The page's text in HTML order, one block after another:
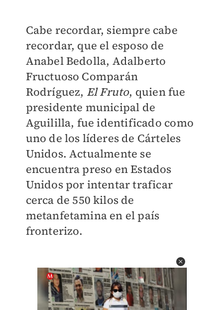
Cabe recordar, siempre cabe
recordar, que el esposo de
Anabel Bedolla, Adalberto
Fructuoso Comparán
Rodríguez, El Fruto, quien fue
presidente municipal de
Aguililla, fue identificado como
uno de los líderes de Cárteles
Unidos. Actualmente se
encuentra preso en Estados
Unidos por intentar traficar
cerca de 550 kilos de
metanfetamina en el país
fronterizo.